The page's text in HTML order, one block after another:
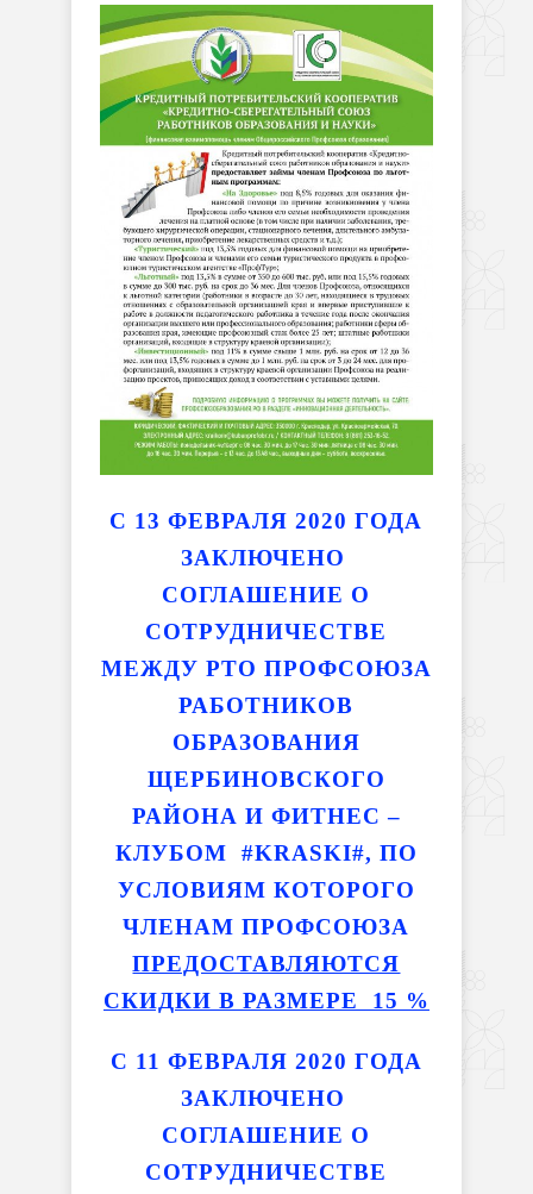
С 13 ФЕВРАЛЯ 2020 ГОДА
ЗАКЛЮЧЕНО
СОГЛАШЕНИЕ О
СОТРУДНИЧЕСТВЕ
МЕЖДУ РТО ПРОФСОЮЗА
РАБОТНИКОВ
ОБРАЗОВАНИЯ
ЩЕРБИНОВСКОГО
РАЙОНА И ФИТНЕС –
КЛУБОМ #KRASKI#, ПО
УСЛОВИЯМ КОТОРОГО
ЧЛЕНАМ ПРОФСОЮЗА
ПРЕДОСТАВЛЯЮТСЯ
СКИДКИ В РАЗМЕРЕ 15 %
С 11 ФЕВРАЛЯ 2020 ГОДА
ЗАКЛЮЧЕНО
СОГЛАШЕНИЕ О
СОТРУДНИЧЕСТВЕ